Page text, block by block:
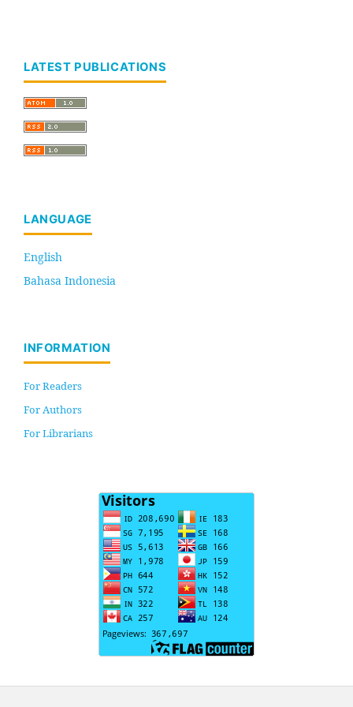
LATEST PUBLICATIONS
LANGUAGE
English
Bahasa Indonesia
INFORMATION
For Readers
For Authors
For Librarians